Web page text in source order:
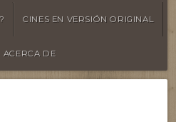
CINES EN VERSIÓN ORIGINAL
ACERCA DE